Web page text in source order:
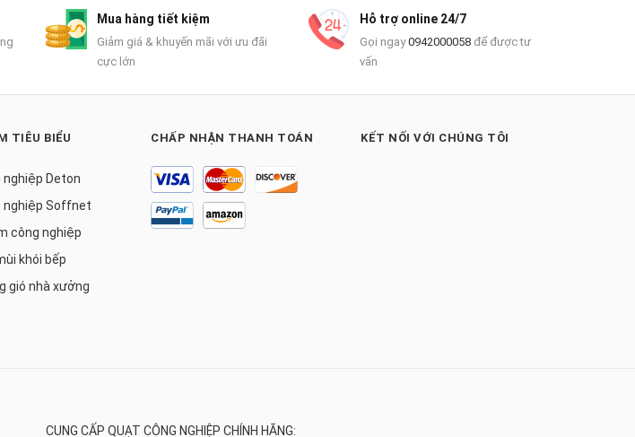
Mua hàng tiết kiệm
Giảm giá & khuyến mãi với ưu đãi
cực lớn
Hỗ trợ online 24/7
Gọi ngay0942000058để được tư
vấn
TIÊU BIỂU
nghiệp Deton
nghiệp Soffnet
công nghiệp
khói bếp
gió nhà xưởng
CHẤP NHẬN THANH TOÁN KẾT NỐI VỚI CHÚNG TÔI
CUNG CẤP QUẠT CÔNG NGHIỆP CHÍNH HÃNG: